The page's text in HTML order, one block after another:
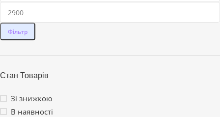
Фільтр
Стан Товарів
Зі знижкою
В наявності